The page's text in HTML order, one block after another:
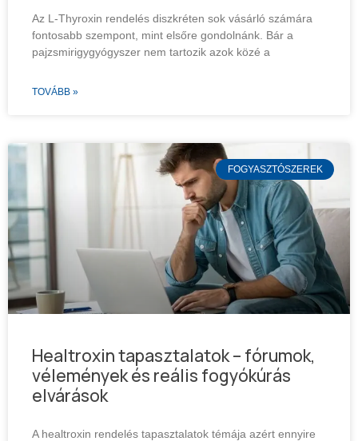
Az L-Thyroxin rendelés diszkréten sok vásárló számára
fontosabb szempont, mint elsőre gondolnánk. Bár a
pajzsmirigygyógyszer nem tartozik azok közé a
TOVÁBB »
FOGYASZTÓSZEREK
Healtroxin tapasztalatok – fórumok,
vélemények és reális fogyókúrás
elvárások
A healtroxin rendelés tapasztalatok témája azért ennyire